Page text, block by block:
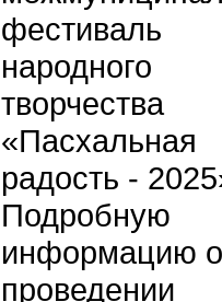
фестиваль
народного
творчества
«Пасхальная
радость -
Подробную
информацию о
проведении